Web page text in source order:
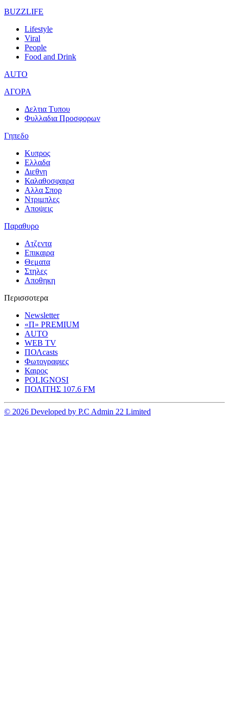
BUZZLIFE
Lifestyle
Viral
People
Food and Drink
AUTO
ΑΓΟΡΑ
Δελτια Τυπου
Φυλλαδια Προσφορων
Γηπεδο
Κυπρος
Ελλαδα
Διεθνη
Καλαθοσφαιρα
Αλλα Σπορ
Ντριμπλες
Αποψεις
Παραθυρο
Ατζεντα
Επικαιρα
Θεματα
Στηλες
Αποθηκη
Περισσοτερα
Newsletter
«Π» PREMIUM
AUTO
WEB TV
ΠΟΛcasts
Φωτογραφιες
Καιρος
POLIGNOSI
ΠΟΛΙΤΗΣ 107.6 FM
© 2026 Developed by P.C Admin 22 Limited